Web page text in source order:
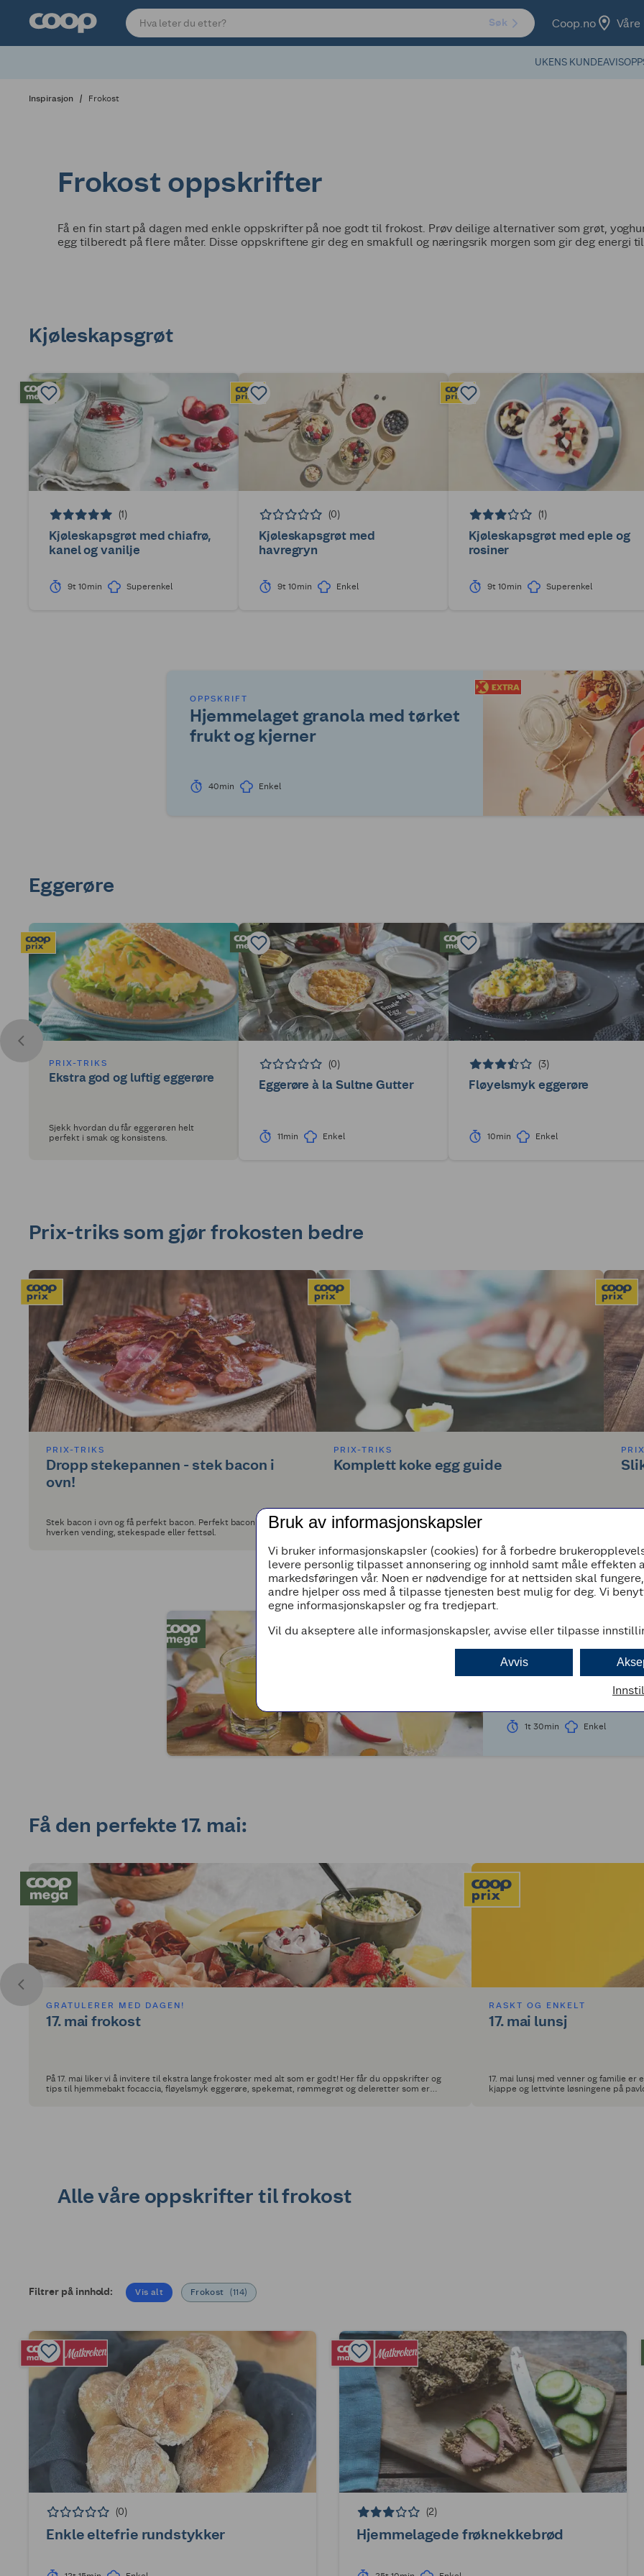
Søk Coop.no
UKENS KUNDEAVIS
Inspirasjon Frokost
Frokost oppskrifter
Få en fin start på dagen med enkle oppskrifter på noe godt til frokost. Prøv deilige alternativer som grøt,
egg tilberedt på flere måter. Disse oppskriftene gir deg en smakfull og næringsrik morgen som gir deg energi
Kjøleskapsgrøt
(1)
Kjøleskapsgrøt med chiafrø,
kanel og vanilje
9t 10min Superenkel
(0)
Kjøleskapsgrøt med
havregryn
9t 10min Enkel
(1)
Kjøleskapsgrøt med eple og
rosiner
9t 10min Superenkel
OPPSKRIFT
Hjemmelaget granola med tørket
frukt og kjerner
40min Enkel
Eggerøre
PRIX-TRIKS
Ekstra god og luftig eggerøre
Sjekk hvordan du får eggerøren helt
perfekt i smak og konsistens.
(0)
Eggerøre à la Sultne Gutter
11min Enkel
(3)
Fløyelsmyk eggerøre
10min Enkel
Prix-triks som gjør frokosten bedre
PRIX-TRIKS
Dropp stekepannen - stek bacon i
ovn!
Stek bacon i ovn og få perfekt bacon. Perfekt bacon krever
hverken vending, stekespade eller fettsøl.
PRIX-TRIKS
Komplett koke egg guide
Smilende, bløtkokt eller hardkokt? Egg kokes på forskjellige
måter avhengig av hva man foretrekker, men hvordan koker
romtemperatur og til og med høydemeter påvirker koketiden.
Her er en komplett guide til hvordan du kan bli en ekte egg-
koke-mester.
Hjemmelaget
1t 30min Enkel
Få den perfekte 17. mai:
GRATULERER MED DAGEN!
17. mai frokost
På 17. mai liker vi å invitere til ekstra lange frokoster med alt som er godt! Her får du oppskrifter og
tips til hjemmebakt focaccia, fløyelsmyk eggerøre, spekemat, rømmegrøt og deleretter som er
RASKT OG ENKELT
17. mai lunsj
17. mai lunsj med venner og familie
kjappe og lettvinte løsningene på
Alle våre oppskrifter til frokost
Filtrer på innhold: Vis alt Frokost (114)
(0)
Enkle eltefrie rundstykker
(2)
Hjemmelagede frøknekkebrød
Bruk av informasjonskapsler
Vi bruker informasjonskapsler (cookies) for å forbedre
levere personlig tilpasset annonsering og innhold samt måle effekten
markedsføringen vår. Noen er nødvendige for at nettsiden skal
andre hjelper oss med å tilpasse tjenesten best mulig for deg. Vi
egne informasjonskapsler og fra tredjepart.
Vil du akseptere alle informasjonskapsler, avvise eller tilpasse
Avvis